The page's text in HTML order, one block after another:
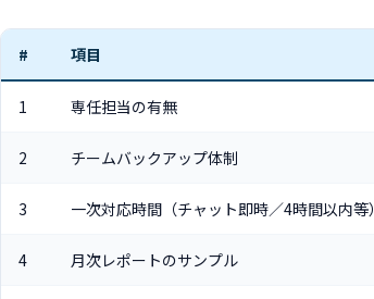
# 項目
1 専任担当の有無
2 チームバックアップ体制
3 一次対応時間（チャット即時／4時間以内等）
4 月次レポートのサンプル